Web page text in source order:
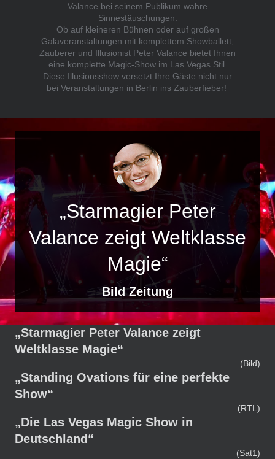
Valance bei seinem Publikum wahre
Sinnestäuschungen.
Ob auf kleineren Bühnen oder auf großen
Galaveranstaltungen mit komplettem Showballett,
Zauberer und Illusionist Peter Valance bietet Ihnen
eine komplette Magic-Show im Las Vegas Stil.
Diese Illusionsshow versetzt Ihre Gäste nicht nur
bei Veranstaltungen in Berlin ins Zauberfieber!
„Starmagier Peter
Valance zeigt Weltklasse
Magie“
Bild Zeitung
„Starmagier Peter Valance zeigt
Weltklasse Magie“
(Bild)
„Standing Ovations für eine perfekte
Show“
(RTL)
„Die Las Vegas Magic Show in
Deutschland“
(Sat1)